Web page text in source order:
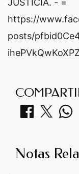
JUSTICIA. - =
https://
posts/
Notas